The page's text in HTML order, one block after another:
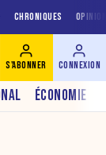
CHRONIQUES
ÉCONOMIE
S'ABONNER CONNEXION